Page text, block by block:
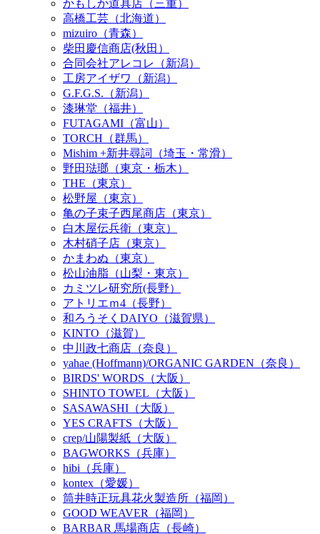
かもしか道具店（三重）
高橋工芸（北海道）
mizuiro（青森）
柴田慶信商店(秋田）
合同会社アレコレ（新潟）
工房アイザワ（新潟）
G.F.G.S.（新潟）
漆琳堂（福井）
FUTAGAMI（富山）
TORCH（群馬）
Mishim +新井尋詞（埼玉・常滑）
野田琺瑯（東京・栃木）
THE（東京）
松野屋（東京）
亀の子束子西尾商店（東京）
白木屋伝兵衛（東京）
木村硝子店（東京）
かまわぬ（東京）
松山油脂（山梨・東京）
カミツレ研究所(長野）
アトリエｍ4（長野）
和ろうそくDAIYO（滋賀県）
KINTO（滋賀）
中川政七商店（奈良）
yahae (Hoffmann)/ORGANIC GARDEN（奈良）
BIRDS' WORDS（大阪）
SHINTO TOWEL（大阪）
SASAWASHI（大阪）
YES CRAFTS（大阪）
crep/山陽製紙（大阪）
BAGWORKS（兵庫）
hibi（兵庫）
kontex（愛媛）
筒井時正玩具花火製造所（福岡）
GOOD WEAVER（福岡）
BARBAR 馬場商店（長崎）